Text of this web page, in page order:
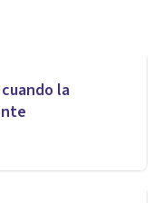
la